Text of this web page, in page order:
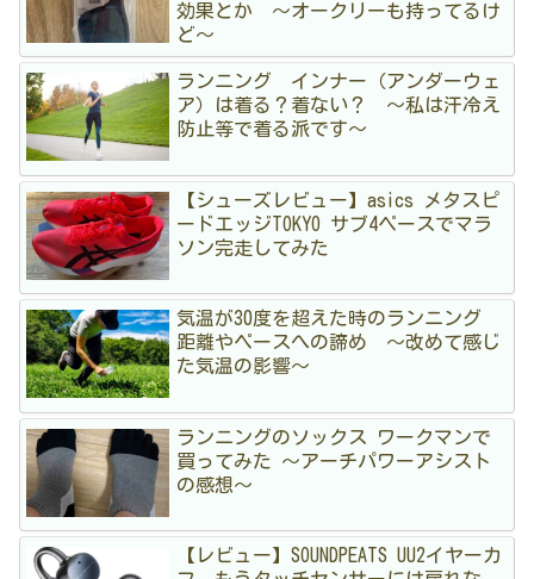
効果とか 〜オークリーも持ってるけ
ど〜
ランニング インナー（アンダーウェ
ア）は着る？着ない？ 〜私は汗冷え
防止等で着る派です〜
【シューズレビュー】asics メタスピ
ードエッジTOKYO サブ4ペースでマラ
ソン完走してみた
気温が30度を超えた時のランニング
距離やペースへの諦め 〜改めて感じ
た気温の影響〜
ランニングのソックス ワークマンで
買ってみた 〜アーチパワーアシスト
の感想〜
【レビュー】SOUNDPEATS UU2イヤーカ